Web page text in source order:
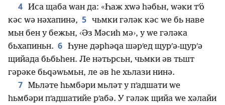
4 Иса щаба ԝан да: «Һаж хԝә һәбьн, ԝәки тʹӧ
кәс ԝә нәхапинә, 5 чьмки гәләк кәс ԝе бь наве
мьн бен у бежьн, ‹Әз Мәсиһ мә›, у ԝе гәләка
бьхапиньн. 6 Һуне дәрһәԛа шәрʹед щурʹә-щурʹә
щийада бьбьһен. Ле нәтьрсьн, чьмки әв тьшт
гәрәке бьԛәԝьмьн, ле әв һе хьлази нинә.
7 Мьләте һьмбәри мьләт у пʹадшати ԝе
һьмбәри пʹадшатийе рʹабә. У гәләк щийа ԝе хәлайи